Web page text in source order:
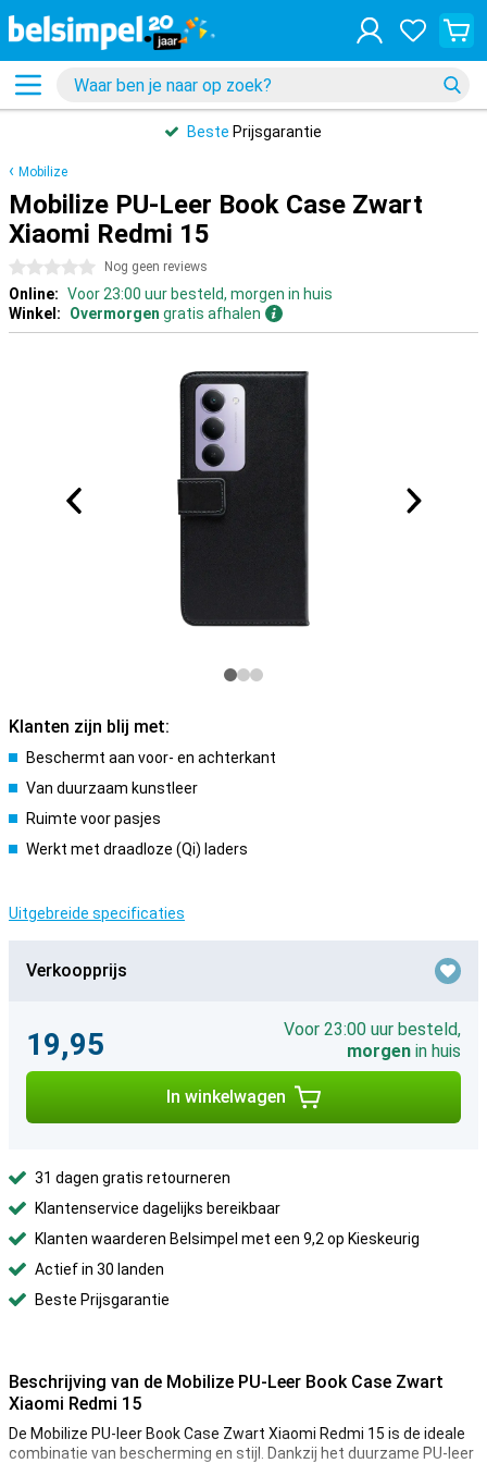
Beste Prijsgarantie
Mobilize
Mobilize PU-Leer Book Case Zwart
Xiaomi Redmi 15
0 sterren Nog geen reviews
Online: Voor 23:00 uur besteld, morgen in huis
Winkel:
Overmorgen gratis afhalen
Klanten zijn blij met:
Beschermt aan voor- en achterkant
Van duurzaam kunstleer
Ruimte voor pasjes
Werkt met draadloze (Qi) laders
Uitgebreide specificaties
Verkoopprijs
19,95
Voor 23:00 uur besteld,
morgen in huis
In winkelwagen
31 dagen gratis retourneren
Klantenservice dagelijks bereikbaar
Klanten waarderen Belsimpel met een 9,2 op Kieskeurig
Actief in 30 landen
Beste Prijsgarantie
Beschrijving van de Mobilize PU-Leer Book Case Zwart
Xiaomi Redmi 15
De Mobilize PU-leer Book Case Zwart Xiaomi Redmi 15 is de ideale
combinatie van bescherming en stijl. Dankzij het duurzame PU-leer